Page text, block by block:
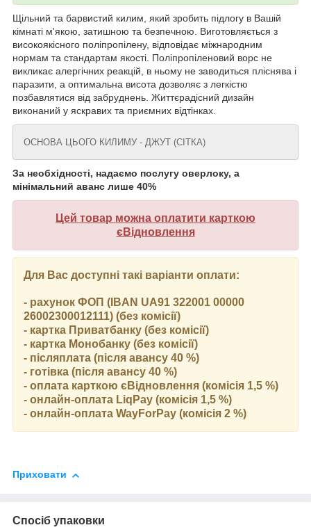
Щільний та барвистий килим, який зробить підлогу в Вашій
кімнаті м'якою, затишною та безпечною. Виготовляється з
високоякісного поліпропілену, відповідає міжнародним
нормам та стандартам якості. Поліпропіленовий ворс не
викликає алергічних реакцій, в ньому не заводиться пліснява і
паразити, а оптимальна висота дозволяє з легкістю
позбавлятися від забруднень. Життєрадісний дизайн
виконаний у яскравих та приємних відтінках.
ОСНОВА ЦЬОГО КИЛИМУ - ДЖУТ (СІТКА)
За необхідності, надаємо послугу оверлоку, а
мінімальний аванс лише 40%
Цей товар можна оплатити карткою
єВідновлення
Для Вас доступні такі варіанти оплати:
- рахунок ФОП (IBAN UA91 322001 00000
26002300012111) (без комісії)
- картка Приватбанку (без комісії)
- картка Монобанку (без комісії)
- післяплата (після авансу 40 %)
- готівка (після авансу 40 %)
- оплата карткою єВідновлення (комісія 1,5 %)
- онлайн-оплата LiqPay (комісія 1,5 %)
- онлайн-оплата WayForPay (комісія 2 %)
Приховати
Спосіб упаковки